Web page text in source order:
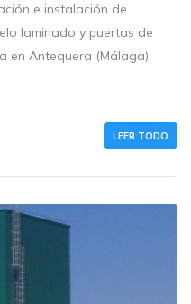
e instalación de
laminado y puertas de
en Antequera (Málaga).
LEER TODO